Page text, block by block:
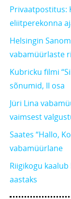
Privaatpostitus:
eliitperekonna
Helsingin
vabamüürlaste
Kubricku filmi
sõnumid, II osa
Jüri Lina
vaimsest
Saates “Hallo,
vabamüürlane
Riigikogu
aastaks